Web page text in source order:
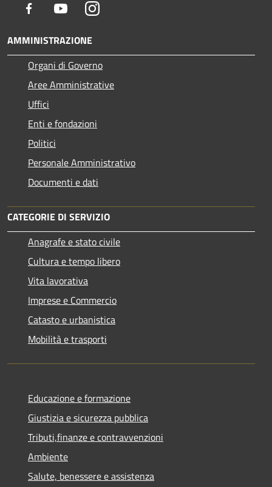
Facebook YoutubeInstagram
AMMINISTRAZIONE
Organi di Governo
Aree Amministrative
Uffici
Enti e fondazioni
Politici
Personale Amministrativo
Documenti e dati
CATEGORIE DI SERVIZIO
Anagrafe e stato civile
Cultura e tempo libero
Vita lavorativa
Imprese e Commercio
Catasto e urbanistica
Mobilità e trasporti
Educazione e formazione
Giustizia e sicurezza pubblica
Tributi,finanze e contravvenzioni
Ambiente
Salute, benessere e assistenza